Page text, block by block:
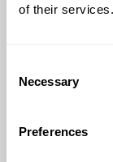
of their services.
Selection
Necessary
Preferences
Durante i mesi
dotazione), o in